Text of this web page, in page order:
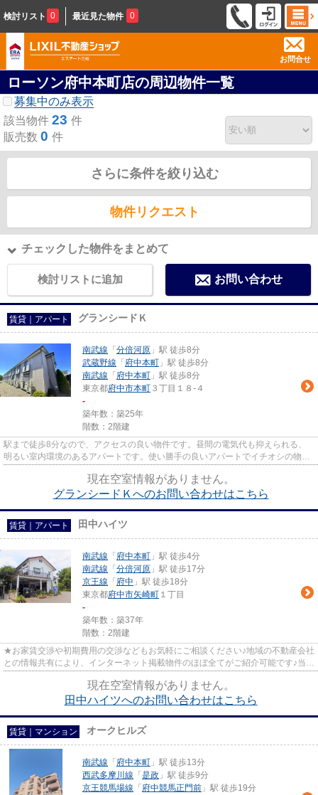
検討リスト 0 最近見た物件 0
お問合せ
ローソン府中本町店の周辺物件一覧
募集中のみ表示
該当物件 23 件
販売数 0 件
さらに条件を絞り込む
物件リクエスト
チェックした物件をまとめて
検討リストに追加 お問い合わせ
賃貸｜アパート グランシードＫ
南武線 「 分倍河原 」駅 徒歩8分
武蔵野線 「 府中本町 」駅 徒歩8分
南武線 「 府中本町 」駅 徒歩8分
東京都府中市本町 ３丁目１８-４
-
築年数：築25年
階数：2階建
駅まで徒歩8分なので、アクセスの良い物件です。昼間の電気代も抑えられる、
明るい室内環境のあるアパートです。使い勝手の良いアパートでイチオシの物件
現在空室情報がありません。
グランシードＫへのお問い合わせはこちら
賃貸｜アパート 田中ハイツ
南武線 「 府中本町 」駅 徒歩4分
南武線 「 分倍河原 」駅 徒歩17分
京王線 「 府中 」駅 徒歩18分
東京都府中市矢崎町 １丁目
-
築年数：築37年
階数：2階建
★お家賃交渉や初期費用の交渉などもお気軽にご相談ください♪地域の不動産会社
との情報共有により、インターネット掲載物件のほぼ全てがご紹介可能です♪当店
現在空室情報がありません。
田中ハイツへのお問い合わせはこちら
賃貸｜マンション オークヒルズ
南武線 「 府中本町 」駅 徒歩13分
西武多摩川線 「 是政 」駅 徒歩9分
京王競馬場線 「 府中競馬正門前 」駅 徒歩19分